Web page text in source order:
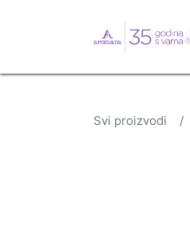
Svi proizvodi